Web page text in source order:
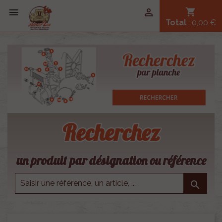
 shopping_cart
Total : 0,00 €

Recherchez
un produit par désignation ou référence
